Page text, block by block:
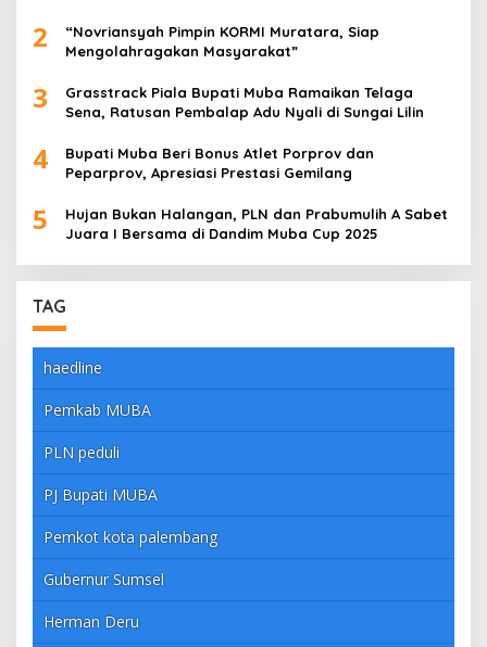
2
“Novriansyah Pimpin KORMI Muratara, Siap
Mengolahragakan Masyarakat”
3
Grasstrack Piala Bupati Muba Ramaikan Telaga
Sena, Ratusan Pembalap Adu Nyali di Sungai Lilin
4
Bupati Muba Beri Bonus Atlet Porprov dan
Peparprov, Apresiasi Prestasi Gemilang
5
Hujan Bukan Halangan, PLN dan Prabumulih A Sabet
Juara I Bersama di Dandim Muba Cup 2025
TAG
haedline
Pemkab MUBA
PLN peduli
PJ Bupati MUBA
Pemkot kota palembang
Gubernur Sumsel
Herman Deru